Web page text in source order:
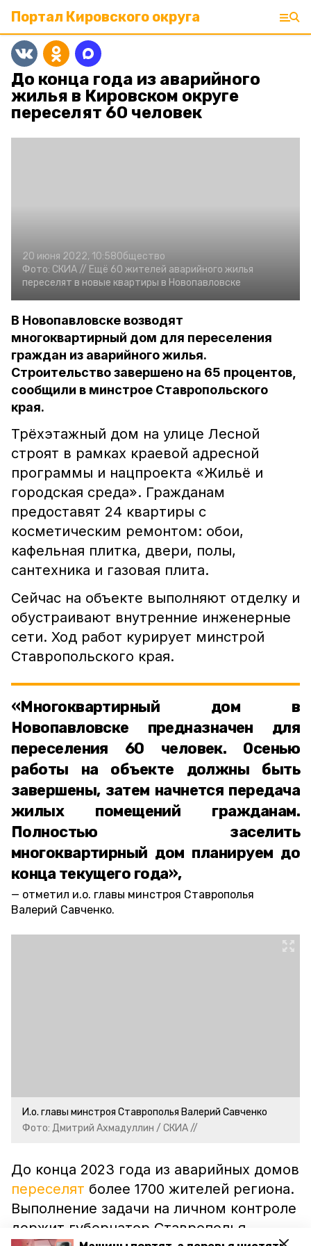
Портал Кировского округа
До конца года из аварийного
жилья в Кировском округе
переселят 60 человек
20 июня 2022, 10:58Общество
Фото: СКИА // Ещё 60 жителей аварийного жилья
переселят в новые квартиры в Новопавловске
В Новопавловске возводят
многоквартирный дом для переселения
граждан из аварийного жилья.
Строительство завершено на 65 процентов,
сообщили в минстрое Ставропольского
края.
Трёхэтажный дом на улице Лесной
строят в рамках краевой адресной
программы и нацпроекта «Жильё и
городская среда». Гражданам
предоставят 24 квартиры с
косметическим ремонтом: обои,
кафельная плитка, двери, полы,
сантехника и газовая плита.
Сейчас на объекте выполняют отделку и
обустраивают внутренние инженерные
сети. Ход работ курирует минстрой
Ставропольского края.
«Многоквартирный дом в
Новопавловске предназначен для
переселения 60 человек. Осенью
работы на объекте должны быть
завершены, затем начнется передача
жилых помещений гражданам.
Полностью заселить
многоквартирный дом планируем до
конца текущего года»,
отметил и.о. главы минстроя Ставрополья
Валерий Савченко.
И.о. главы минстроя Ставрополья Валерий Савченко
Фото: Дмитрий Ахмадуллин / СКИА //
До конца 2023 года из аварийных домов
переселят более 1700 жителей региона.
Выполнение задачи на личном контроле
держит губернатор Ставрополья